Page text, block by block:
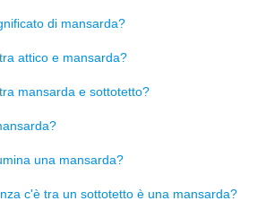
di mansarda?
attico e mansarda?
mansarda e sottotetto?
una mansarda?
c'è tra un sottotetto è una mansarda?